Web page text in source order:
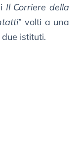
Il Corriere della
” volti a una
istituti.